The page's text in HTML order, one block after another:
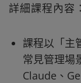
詳細課程內容：
課程以「主
常見管理場
Claude、